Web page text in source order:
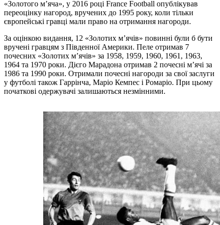
«Золотого м’яча», у 2016 році France Football опублікував
переоцінку нагород, вручених до 1995 року, коли тільки
європейські гравці мали право на отримання нагороди.
За оцінкою видання, 12 «Золотих м’ячів» повинні були б бути
вручені гравцям з Південної Америки. Пеле отримав 7
почесних «Золотих м’ячів» за 1958, 1959, 1960, 1961, 1963,
1964 та 1970 роки. Дієго Марадона отримав 2 почесні м’ячі за
1986 та 1990 роки. Отримали почесні нагороди за свої заслуги
у футболі також Гаррінча, Маріо Кемпес і Ромаріо. При цьому
початкові одержувачі залишаються незмінними.